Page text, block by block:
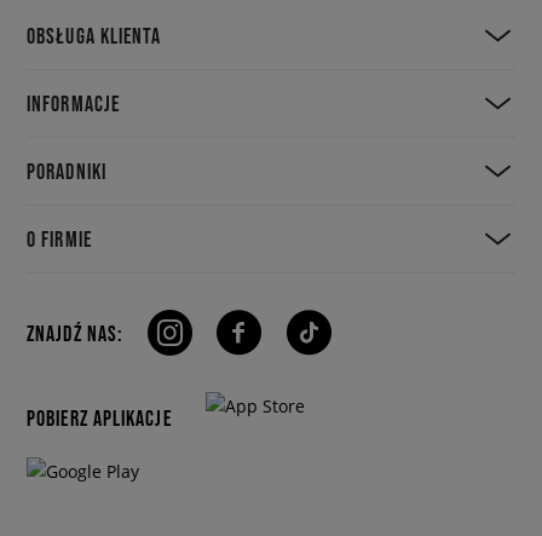
OBSŁUGA KLIENTA
INFORMACJE
PORADNIKI
O FIRMIE
ZNAJDŹ NAS:
POBIERZ APLIKACJE